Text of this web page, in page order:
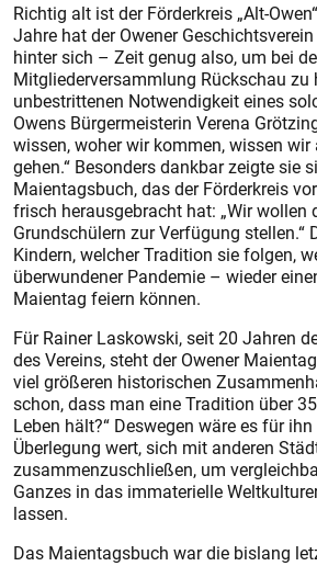
Richtig alt ist der Förderkreis „Alt-
Jahre hat der Owener
hinter sich – Zeit genug also, um bei
Mitgliederversammlung Rückschau zu
unbestrittenen Notwendigkeit eines
Owens Bürgermeisterin Verena
wissen, woher wir kommen, wissen
gehen.“ Besonders dankbar zeigte sie
Maientagsbuch, das der Förderkreis
frisch herausgebracht hat: „Wir wollen
Grundschülern zur Verfügung stellen.“
Kindern, welcher Tradition sie folgen,
überwundener Pandemie – wieder
Maientag feiern können.
Für Rainer Laskowski, seit 20 Jahren
des Vereins, steht der Owener
viel größeren historischen
schon, dass man eine Tradition über
Leben hält?“ Deswegen wäre es für
Überlegung wert, sich mit anderen
zusammenzuschließen, um
Ganzes in das immaterielle
lassen.
Das Maientagsbuch war die bislang